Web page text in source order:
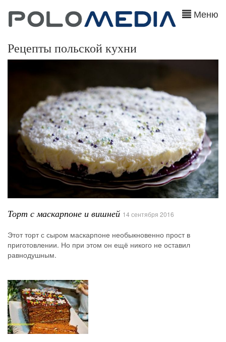
Меню
Рецепты польской кухни
Торт с маскарпоне и вишней 14 сентября 2016
Этот торт с сыром маскарпоне необыкновенно прост в
приготовлении. Но при этом он ещё никого не оставил
равнодушным.